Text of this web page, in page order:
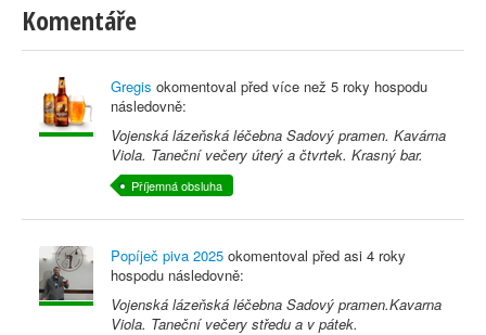
Komentáře
Gregis okomentoval před více než 5 roky hospodu
následovně:
Vojenská lázeňská léčebna Sadový pramen. Kavárna
Viola. Taneční večery úterý a čtvrtek. Krasný bar.
Příjemná obsluha
Popíječ piva 2025 okomentoval před asi 4 roky
hospodu následovně:
Vojenská lázeňská léčebna Sadový pramen.Kavarna
Viola. Taneční večery středu a v pátek.